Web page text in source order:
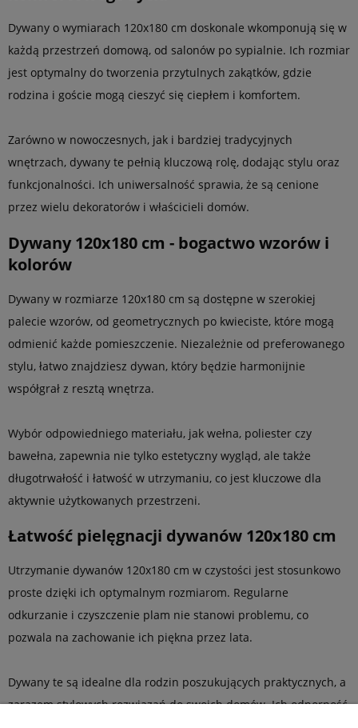
Dywany o wymiarach 120x180 cm doskonale wkomponują się w
każdą przestrzeń domową, od salonów po sypialnie. Ich rozmiar
jest optymalny do tworzenia przytulnych zakątków, gdzie
rodzina i goście mogą cieszyć się ciepłem i komfortem.
Zarówno w nowoczesnych, jak i bardziej tradycyjnych
wnętrzach, dywany te pełnią kluczową rolę, dodając stylu oraz
funkcjonalności. Ich uniwersalność sprawia, że są cenione
przez wielu dekoratorów i właścicieli domów.
Dywany 120x180 cm - bogactwo wzorów i
kolorów
Dywany w rozmiarze 120x180 cm są dostępne w szerokiej
palecie wzorów, od geometrycznych po kwieciste, które mogą
odmienić każde pomieszczenie. Niezależnie od preferowanego
stylu, łatwo znajdziesz dywan, który będzie harmonijnie
współgrał z resztą wnętrza.
Wybór odpowiedniego materiału, jak wełna, poliester czy
bawełna, zapewnia nie tylko estetyczny wygląd, ale także
długotrwałość i łatwość w utrzymaniu, co jest kluczowe dla
aktywnie użytkowanych przestrzeni.
Łatwość pielęgnacji dywanów 120x180 cm
Utrzymanie dywanów 120x180 cm w czystości jest stosunkowo
proste dzięki ich optymalnym rozmiarom. Regularne
odkurzanie i czyszczenie plam nie stanowi problemu, co
pozwala na zachowanie ich piękna przez lata.
Dywany te są idealne dla rodzin poszukujących praktycznych, a
zarazem stylowych rozwiązań do swoich domów. Ich odporność